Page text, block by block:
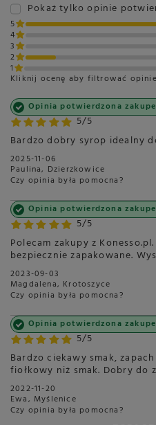
Pokaż tylko opinie
5
4
3
2
1
Kliknij ocenę aby filtrować opinie
5/5
Opinia potwierdzona
Bardzo dobry syrop idealny
2025-11-06
Paulina, Dzierzkowice
Czy opinia była pomocna?
5/5
Opinia potwierdzona
Polecam zakupy z
bezpiecznie zapakowane.
2023-09-03
Magdalena, Krotoszyce
Czy opinia była pomocna?
5/5
Opinia potwierdzona
Bardzo ciekawy smak,
fiołkowy niż smak. Dobry do
2022-11-20
Ewa, Myślenice
Czy opinia była pomocna?